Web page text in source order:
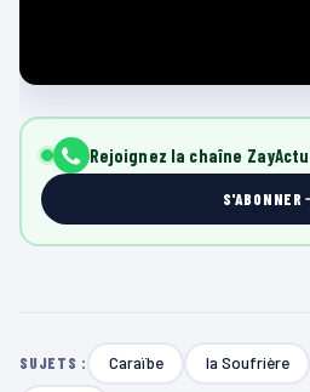
Rejoignez la chaîne ZayActu
S'ABONNER
SUJETS : Caraïbe la Soufrière